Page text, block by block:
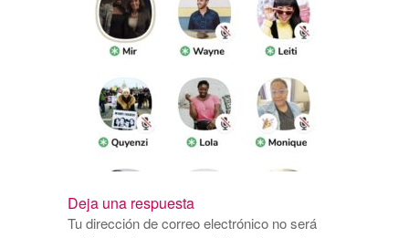
Deja una respuesta
Tu dirección de correo electrónico no será